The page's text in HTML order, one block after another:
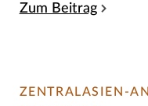
Zum Beitrag
ZENTRALASIEN-